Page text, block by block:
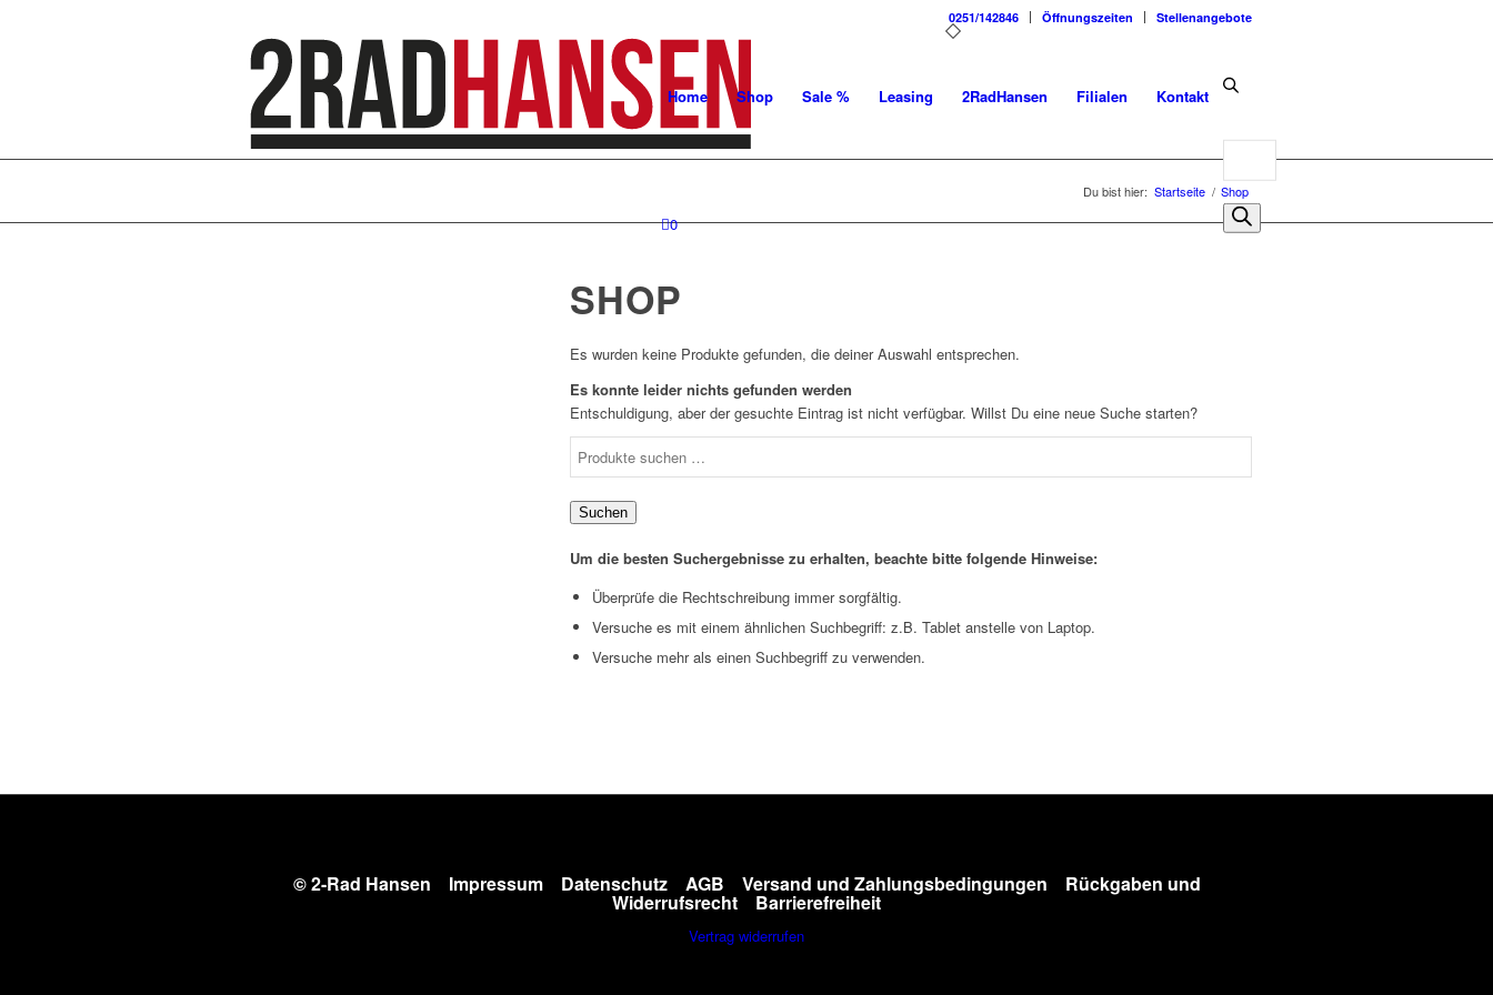
0251/142846 Öffnungszeiten Stellenangebote
Home Shop Sale % Leasing 2RadHansen Filialen Kontakt
Products
search
0
Du bist hier: Startseite / Shop
SHOP
Es wurden keine Produkte gefunden, die deiner Auswahl entsprechen.
Es konnte leider nichts gefunden werden
Entschuldigung, aber der gesuchte Eintrag ist nicht verfügbar. Willst Du eine neue Suche starten?
Suchen
Um die besten Suchergebnisse zu erhalten, beachte bitte folgende Hinweise:
Überprüfe die Rechtschreibung immer sorgfältig.
Versuche es mit einem ähnlichen Suchbegriff: z.B. Tablet anstelle von Laptop.
Versuche mehr als einen Suchbegriff zu verwenden.
© 2-Rad Hansen Impressum Datenschutz AGB Versand und Zahlungsbedingungen Rückgaben und
Widerrufsrecht Barrierefreiheit
Vertrag widerrufen